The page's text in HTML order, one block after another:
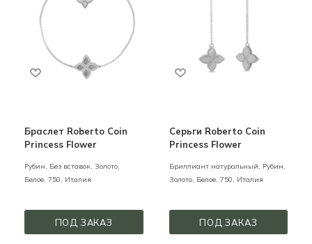
Браслет Roberto Coin
Princess Flower
Рубин, Без вставок, Золото,
Белое, 750, Италия
ПОД ЗАКАЗ
Серьги Roberto Coin
Princess Flower
Бриллиант натуральный, Рубин,
Золото, Белое, 750, Италия
ПОД ЗАКАЗ